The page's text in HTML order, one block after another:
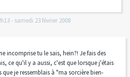
- samedi 23février 2008
incomprise tu le sais, hein?! Je fais des
ce qu'il y a aussi, c'est que lorsque j'étais
je ressemblais à "ma sorcière bien-